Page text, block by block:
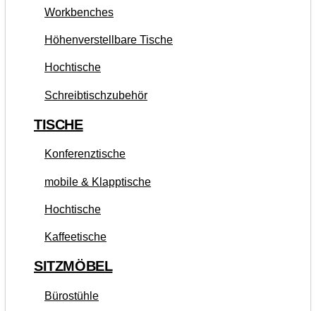
Workbenches
Höhenverstellbare Tische
Hochtische
Schreibtischzubehör
TISCHE
Konferenztische
mobile & Klapptische
Hochtische
Kaffeetische
SITZMÖBEL
Bürostühle